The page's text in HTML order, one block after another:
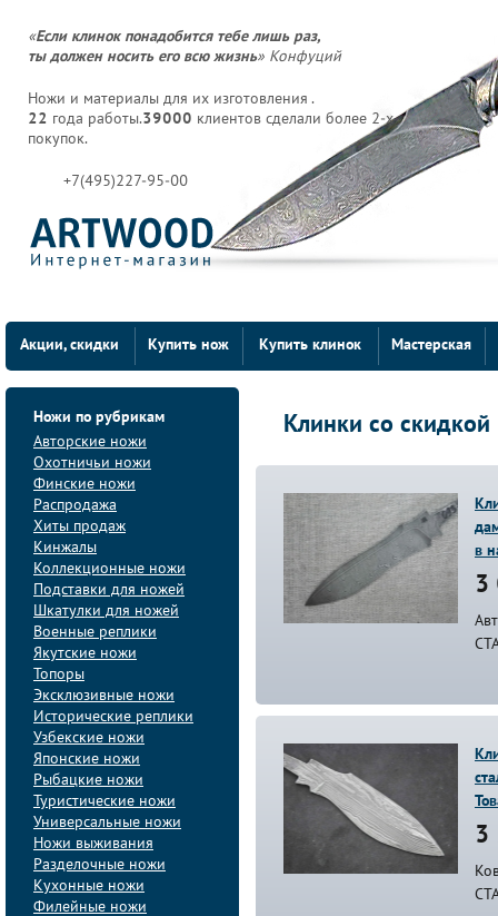
«Если клинок понадобится тебе лишь раз,
ты должен носить его всю жизнь» Конфуций
Ножи и материалы для их изготовления .
22 года работы.39000 клиентов сделали более 2-х
покупок.
+7(495)227-95-00
Акции, скидки Купить нож Купить клинок Мастерская
Ножи по рубрикам
Авторские ножи
Охотничьи ножи
Финские ножи
Распродажа
Хиты продаж
Кинжалы
Коллекционные ножи
Подставки для ножей
Шкатулки для ножей
Военные реплики
Якутские ножи
Топоры
Эксклюзивные ножи
Исторические реплики
Узбекские ножи
Японские ножи
Рыбацкие ножи
Туристические ножи
Универсальные ножи
Ножи выживания
Разделочные ножи
Кухонные ножи
Филейные ножи
Клинки со скидкой
в
3
3